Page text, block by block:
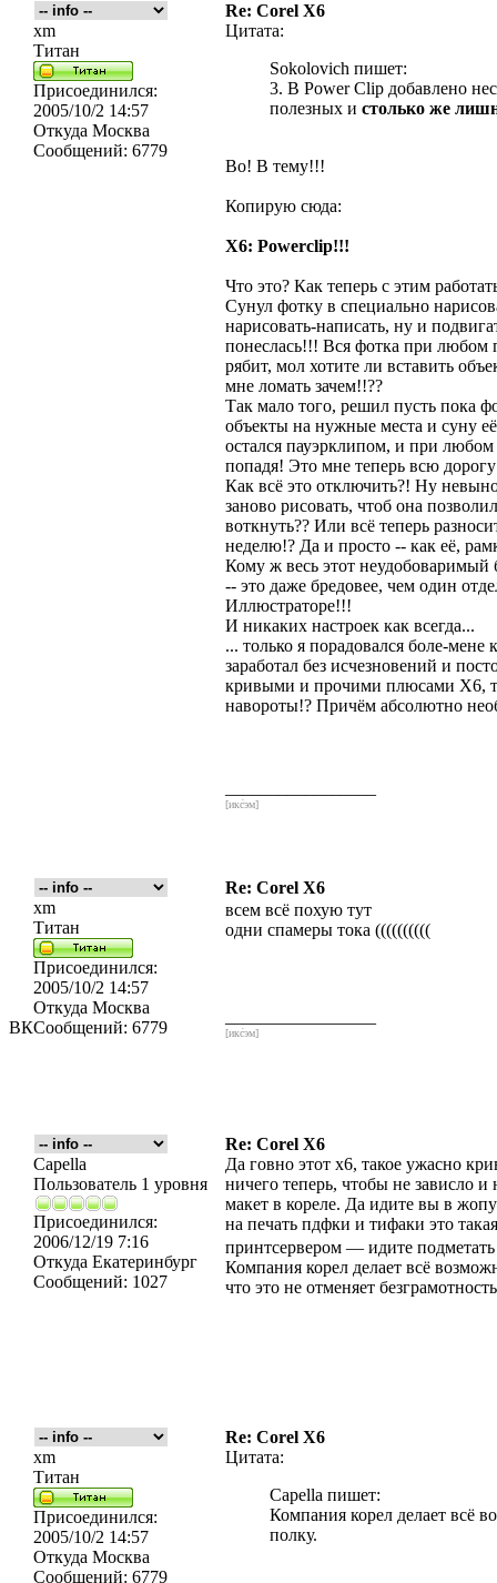
ВК
Re: Corel X6
xm
Титан
Присоединился:
2005/10/2 14:57
Откуда Москва
Сообщений: 6779
Цитата:
Sokolovich пишет:
3. В Power Clip добавлено
полезных и столько же
Во! В тему!!!
Копирую сюда:
Х6: Powerclip!!!
Что это? Как теперь с этим
Сунул фотку в специально
нарисовать-написать, ну и
понеслась!!! Вся фотка при любом
рябит, мол хотите ли вставить
мне ломать зачем!!??
Так мало того, решил пусть пока
объекты на нужные места и суну
остался пауэрклипом, и при
попадя! Это мне теперь всю
Как всё это отключить?! Ну
заново рисовать, чтоб она
воткнуть?? Или всё теперь
неделю!? Да и просто -- как её,
Кому ж весь этот
-- это даже бредовее, чем один
Иллюстраторе!!!
И никаких настроек как всегда...
... только я порадовался боле-
заработал без исчезновений и
кривыми и прочими плюсами Х6,
навороты!? Причём абсолютно
[икс́эм]
Re: Corel X6
xm
Титан
Присоединился:
2005/10/2 14:57
Откуда Москва
Сообщений: 6779
всем всё похую тут
одни спамеры тока ((((((((((
[икс́эм]
Re: Corel X6
Capella
Пользователь 1 уровня
Присоединился:
2006/12/19 7:16
Откуда Екатеринбург
Сообщений: 1027
Да говно этот х6, такое ужасно
ничего теперь, чтобы не зависло
макет в кореле. Да идите вы в
на печать пдфки и тифаки это
принтсервером — идите подметать
Компания корел делает всё
что это не отменяет
Re: Corel X6
xm
Титан
Присоединился:
2005/10/2 14:57
Откуда Москва
Сообщений: 6779
Цитата:
Capella пишет:
Компания корел делает всё
полку.